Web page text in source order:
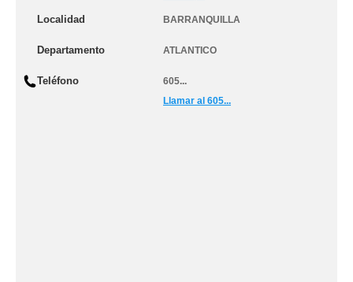
Localidad BARRANQUILLA
Departamento ATLANTICO
Teléfono
605...
Llamar al 605...